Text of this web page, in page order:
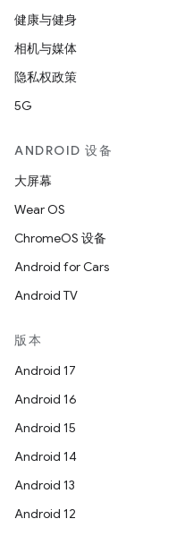
健康与健身
相机与媒体
隐私权政策
5G
ANDROID 设备
大屏幕
Wear OS
ChromeOS 设备
Android for Cars
Android TV
版本
Android 17
Android 16
Android 15
Android 14
Android 13
Android 12